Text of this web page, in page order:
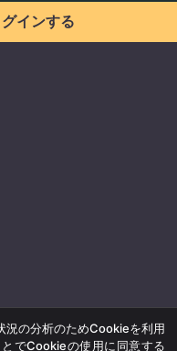
インする
況の分析のためCookieを利用
でCookieの使用に同意する